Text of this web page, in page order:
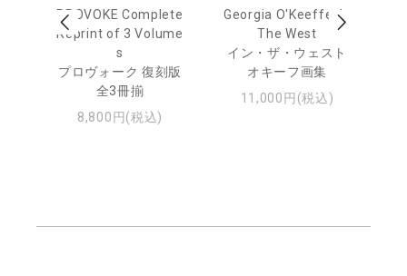
PROVOKE Complete
Reprint of 3 Volume
s
プロヴォーク 復刻版
全3冊揃
8,800円(税込)
Georgia O'Keeffe: In
The West
イン・ザ・ウェスト
オキーフ画集
11,000円(税込)